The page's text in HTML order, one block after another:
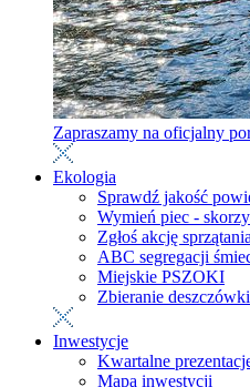
Zapraszamy na oficjalny
Ekologia
Sprawdź jakość
Wymień piec -
Zgłoś akcję sprzątania
ABC segregacji
Miejskie PSZOKI
Zbieranie deszczówki
Inwestycje
Kwartalne
Mapa inwestycji